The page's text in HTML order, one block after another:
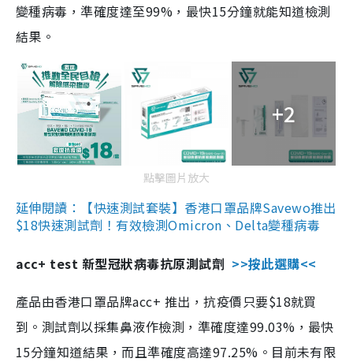
變種病毒，準確度達至99%，最快15分鐘就能知道檢測
結果。
+2
點擊圖片放大
延伸閱讀：【快速測試套裝】香港口罩品牌Savewo推出
$18快速測試劑！有效檢測Omicron、Delta變種病毒
acc+ test 新型冠狀病毒抗原測試劑 >>按此選購<<
產品由香港口罩品牌acc+ 推出，抗疫價只要$18就買
到。測試劑以採集鼻液作檢測，準確度達99.03%，最快
15分鐘知道結果，而且準確度高達97.25%。目前未有限